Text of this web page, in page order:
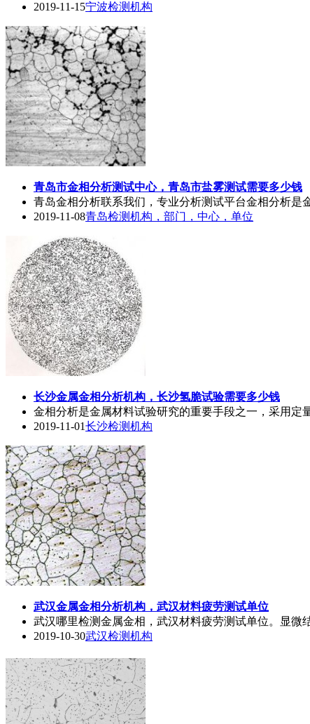
2019-11-15宁波检测机构
青岛市金相分析测试中心，青岛市盐雾测试需要多少钱
青岛金相分析联系我们，专业分析测试平台金相分析是
2019-11-08青岛检测机构，部门，中心，单位
长沙金属金相分析机构，长沙氢脆试验需要多少钱
金相分析是金属材料试验研究的重要手段之一，采用定
2019-11-01长沙检测机构
武汉金属金相分析机构，武汉材料疲劳测试单位
武汉哪里检测金属金相 ，武汉材料疲劳测试单位。显
2019-10-30武汉检测机构